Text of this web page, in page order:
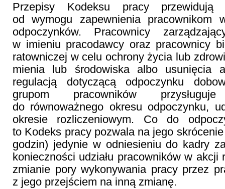
Przepisy Kodeksu pracy przewidują
od wymogu zapewnienia pracownikom
odpoczynków. Pracownicy
w imieniu pracodawcy oraz pracownicy
ratowniczej w celu ochrony życia lub
mienia lub środowiska albo usunięcia
regulacją dotyczącą odpoczynku
grupom pracowników
do równoważnego okresu odpoczynku,
okresie rozliczeniowym. Co do
to Kodeks pracy pozwala na jego
godzin) jedynie w odniesieniu do kadry
konieczności udziału pracowników w akcji
zmianie pory wykonywania pracy przez
z jego przejściem na inną zmianę.